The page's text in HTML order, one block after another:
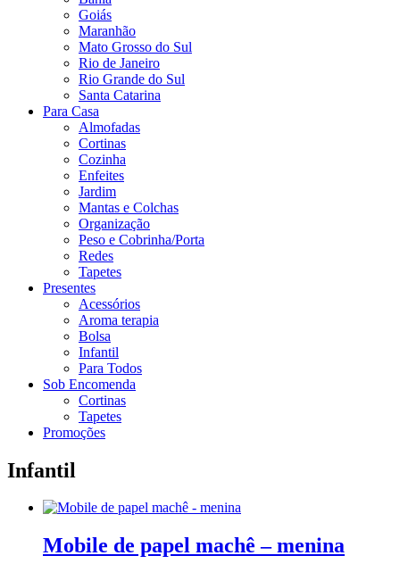
Goiás
Maranhão
Mato Grosso do Sul
Rio de Janeiro
Rio Grande do Sul
Santa Catarina
Para Casa
Almofadas
Cortinas
Cozinha
Enfeites
Jardim
Mantas e Colchas
Organização
Peso e Cobrinha/Porta
Redes
Tapetes
Presentes
Acessórios
Aroma terapia
Bolsa
Infantil
Para Todos
Sob Encomenda
Cortinas
Tapetes
Promoções
Infantil
Mobile de papel machê – menina